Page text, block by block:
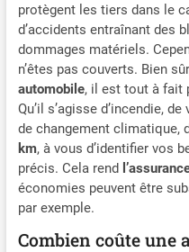
protègent les tiers dans le
d’accidents entraînant des
dommages matériels.
n’êtes pas couverts. Bien
automobile, il est tout à fait
Qu’il s’agisse d’incendie,
de changement climatique,
km, à vous d’identifier vos
précis. Cela rend
économies peuvent être
par exemple.
Combien coûte une